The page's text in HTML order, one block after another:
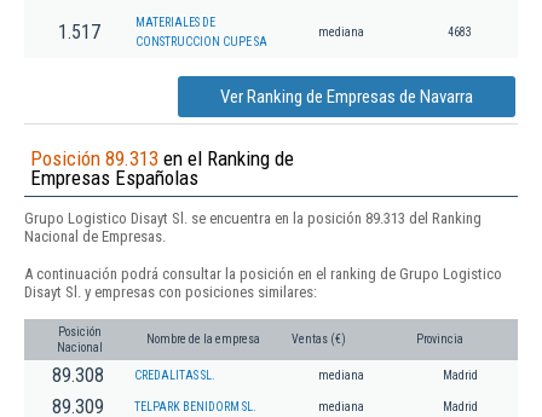
1.517
MATERIALES DE
CONSTRUCCION CUPE SA
mediana 4683
Ver Ranking de Empresas de Navarra
Posición 89.313 en el Ranking de
Empresas Españolas
Grupo Logistico Disayt Sl. se encuentra en la posición 89.313 del Ranking
Nacional de Empresas.
A continuación podrá consultar la posición en el ranking de Grupo Logistico
Disayt Sl. y empresas con posiciones similares:
Posición
Nacional
Nombre de la empresa Ventas (€) Provincia
89.308 CREDALITAS SL. mediana Madrid
89.309 TELPARK BENIDORM SL. mediana Madrid